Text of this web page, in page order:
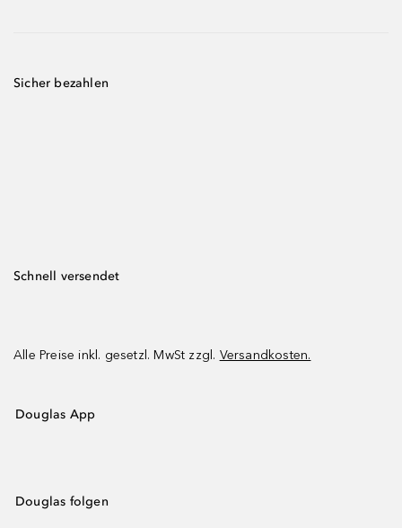
Sicher bezahlen
Schnell versendet
Alle Preise inkl. gesetzl. MwSt zzgl. Versandkosten.
Douglas App
Douglas folgen